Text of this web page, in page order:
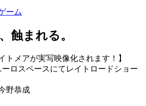
ーム
蝕まれる。
メアが実写映像化されます！】
ーロスペースにてレイトロードショー
野恭成